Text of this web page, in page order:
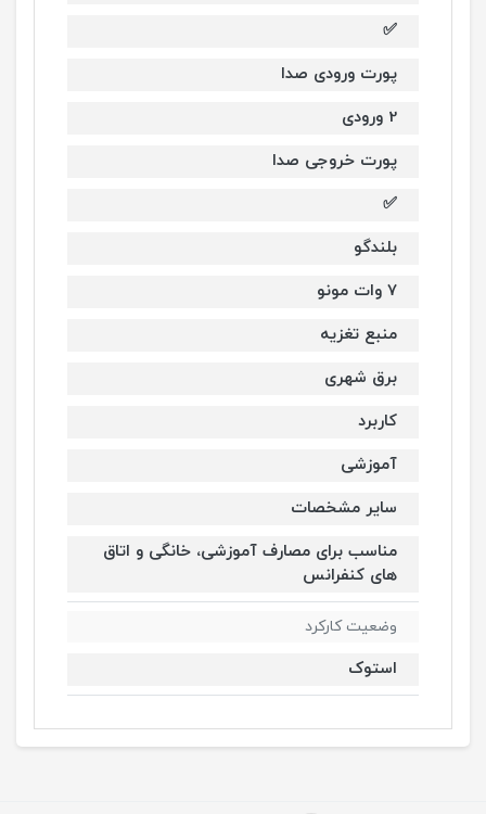
✅
پورت ورودی صدا
2 ورودی
پورت خروجی صدا
✅
بلندگو
7 وات مونو
منبع تغزیه
برق شهری
کاربرد
آموزشی
سایر مشخصات
مناسب برای مصارف آموزشی، خانگی و اتاق
های کنفرانس
وضعیت کارکرد
استوک